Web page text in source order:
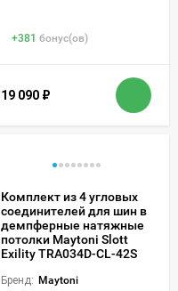
+381 бонус(ов)
19 090 ₽
Комплект из 4 угловых
соединителей для шин в
демпферные натяжные
потолки Maytoni Slott
Exility TRA034D-CL-42S
Бренд: Maytoni